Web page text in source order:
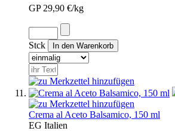
GP 29,90 €/kg
Stck
Crema al Aceto Balsamico, 150 ml
EG Italien